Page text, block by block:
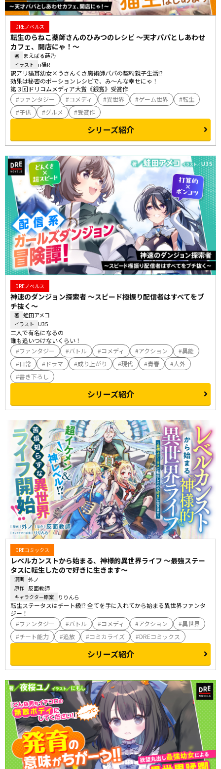
DREノベルス
転生のらねこ薬師さんのひみつのレシピ ～天才パパとしあわせ
カフェ、開店にゃ！～
著 まえばる蒔乃
イラスト п猫R
訳アリ猫耳幼女×うさんくさ魔術師パパの契約親子生活!?
効果は秘密のポーションレシピで、み～んな幸せにゃ！
第３回ドリコムメディア大賞《銀賞》受賞作
ファンタジー
コメディ 異世界 ゲーム世界
転生
子供
グルメ 受賞作
シリーズ紹介
DREノベルス
神速のダンジョン探索者 ～スピード極振り配信者はすべてをブ
チ抜く～
著 蛙田アメコ
イラスト U35
二人で有名になるの――
誰も追いつけないくらい！
ファンタジー
バトル コメディ アクション
異能
日常
ドラマ 成り上がり 現代 青春
人外
書き下ろし
シリーズ紹介
DREコミックス
レベルカンストから始まる、神様的異世界ライフ ～最強ステー
タスに転生したので好きに生きます～
漫画 外ノ
原作 反面教師
キャラクター原案 りりんら
転生ステータスはチート級!? 全てを手に入れてから始まる異世界ファンタ
ジー！
ファンタジー
バトル コメディ アクション
異世界
チート能力
追放 コミカライズ DREコミックス
シリーズ紹介